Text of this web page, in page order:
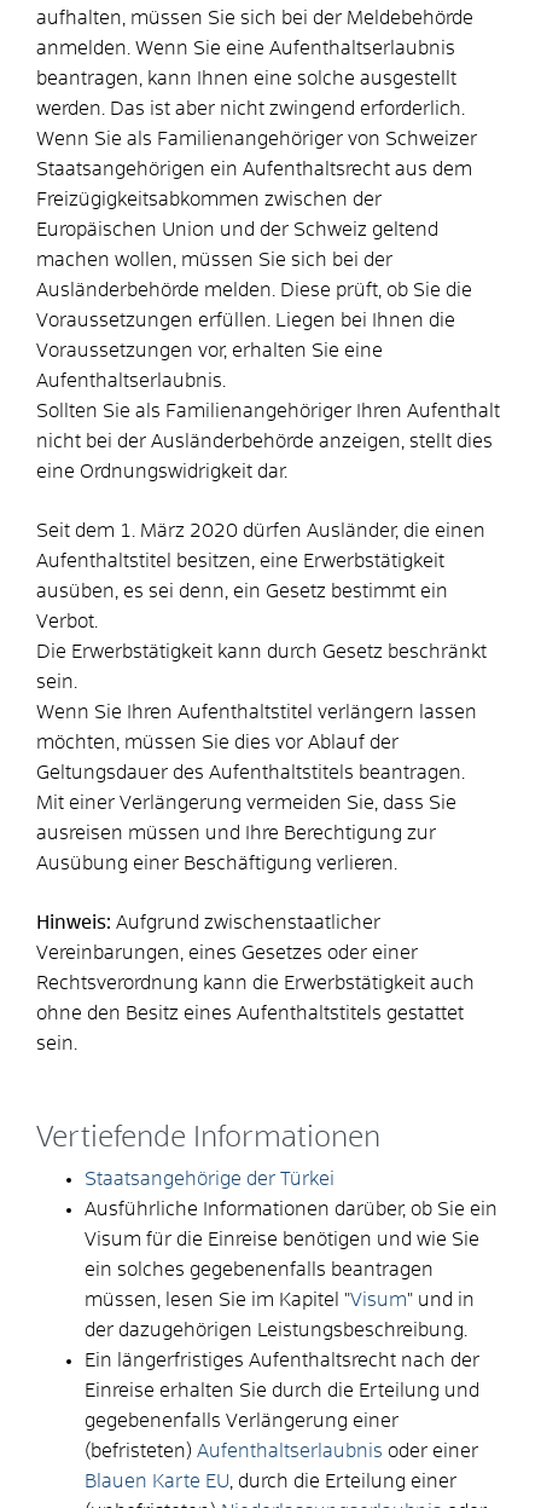
aufhalten, müssen Sie sich bei der Meldebehörde
anmelden. Wenn Sie eine Aufenthaltserlaubnis
beantragen, kann Ihnen eine solche ausgestellt
werden. Das ist aber nicht zwingend erforderlich.
Wenn Sie als Familienangehöriger von Schweizer
Staatsangehörigen ein Aufenthaltsrecht aus dem
Freizügigkeitsabkommen zwischen der
Europäischen Union und der Schweiz geltend
machen wollen, müssen Sie sich bei der
Ausländerbehörde melden. Diese prüft, ob Sie die
Voraussetzungen erfüllen. Liegen bei Ihnen die
Voraussetzungen vor, erhalten Sie eine
Aufenthaltserlaubnis.
Sollten Sie als Familienangehöriger Ihren Aufenthalt
nicht bei der Ausländerbehörde anzeigen, stellt dies
eine Ordnungswidrigkeit dar.
Seit dem 1. März 2020 dürfen Ausländer, die einen
Aufenthaltstitel besitzen, eine Erwerbstätigkeit
ausüben, es sei denn, ein Gesetz bestimmt ein
Verbot.
Die Erwerbstätigkeit kann durch Gesetz beschränkt
sein.
Wenn Sie Ihren Aufenthaltstitel verlängern lassen
möchten, müssen Sie dies vor Ablauf der
Geltungsdauer des Aufenthaltstitels beantragen.
Mit einer Verlängerung vermeiden Sie, dass Sie
ausreisen müssen und Ihre Berechtigung zur
Ausübung einer Beschäftigung verlieren.
Hinweis: Aufgrund zwischenstaatlicher
Vereinbarungen, eines Gesetzes oder einer
Rechtsverordnung kann die Erwerbstätigkeit auch
ohne den Besitz eines Aufenthaltstitels gestattet
sein.
Vertiefende Informationen
Staatsangehörige der Türkei
Ausführliche Informationen darüber, ob Sie ein
Visum für die Einreise benötigen und wie Sie
ein solches gegebenenfalls beantragen
müssen, lesen Sie im Kapitel "Visum" und in
der dazugehörigen Leistungsbeschreibung.
Ein längerfristiges Aufenthaltsrecht nach der
Einreise erhalten Sie durch die Erteilung und
gegebenenfalls Verlängerung einer
(befristeten) Aufenthaltserlaubnis oder einer
Blauen Karte EU , durch die Erteilung einer